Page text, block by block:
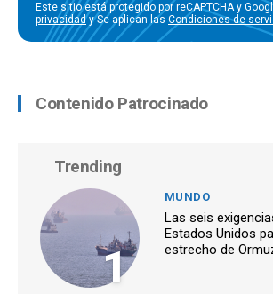
Este sitio está protegido por reCAPTCHA y
privacidady Se aplican las Condiciones de
Contenido Patrocinado
Trending
1
MUNDO
Las seis
Estados Unidos
estrecho de